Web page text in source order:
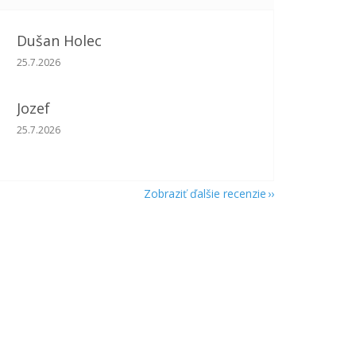
Dušan Holec
Hodnotenie obchodu je 5 z 5 hviezdičiek.
25.7.2026
Jozef
Hodnotenie obchodu je 5 z 5 hviezdičiek.
25.7.2026
Zobraziť ďalšie recenzie